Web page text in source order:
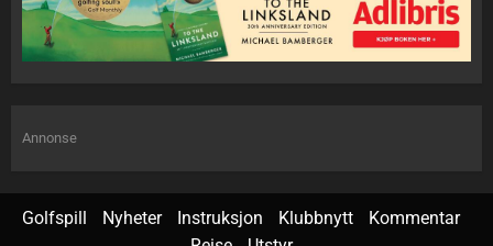
Annonse
Golfspill Nyheter Instruksjon Klubbnytt
Kommentar